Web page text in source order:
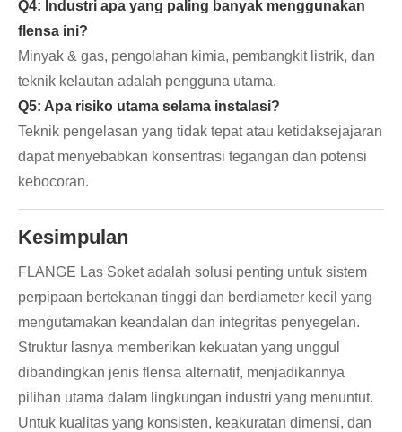
Q4: Industri apa yang paling banyak menggunakan
flensa ini?
Minyak & gas, pengolahan kimia, pembangkit listrik, dan
teknik kelautan adalah pengguna utama.
Q5: Apa risiko utama selama instalasi?
Teknik pengelasan yang tidak tepat atau ketidaksejajaran
dapat menyebabkan konsentrasi tegangan dan potensi
kebocoran.
Kesimpulan
FLANGE Las Soket adalah solusi penting untuk sistem
perpipaan bertekanan tinggi dan berdiameter kecil yang
mengutamakan keandalan dan integritas penyegelan.
Struktur lasnya memberikan kekuatan yang unggul
dibandingkan jenis flensa alternatif, menjadikannya
pilihan utama dalam lingkungan industri yang menuntut.
Untuk kualitas yang konsisten, keakuratan dimensi, dan